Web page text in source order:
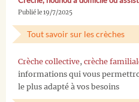
Publié le 19/7/2025
Tout savoir sur les crèches
Crèche collective, crèche
informations qui vous
le plus adapté à vos besoins